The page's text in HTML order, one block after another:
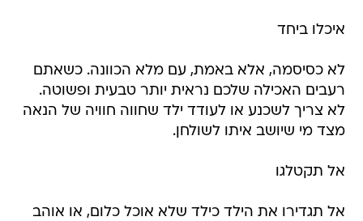
איכלו ביחד
לא כסיסמה, אלא באמת, עם מלא הכוונה. כשאתם
רעבים האכילה שלכם נראית יותר טבעית ופשוטה.
לא צריך לשכנע או לעודד ילד שחווה חוויה של הנאה
מצד מי שיושב איתו לשולחן.
אל תקטלגו
אל תגדירו את הילד כילד שלא אוכל כלום, או אוהב